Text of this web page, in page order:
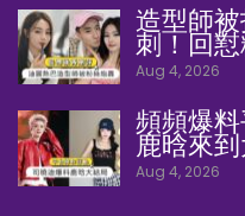
造型師
刺！回
Aug 4, 2026
頻頻爆
鹿晗來
Aug 4, 2026